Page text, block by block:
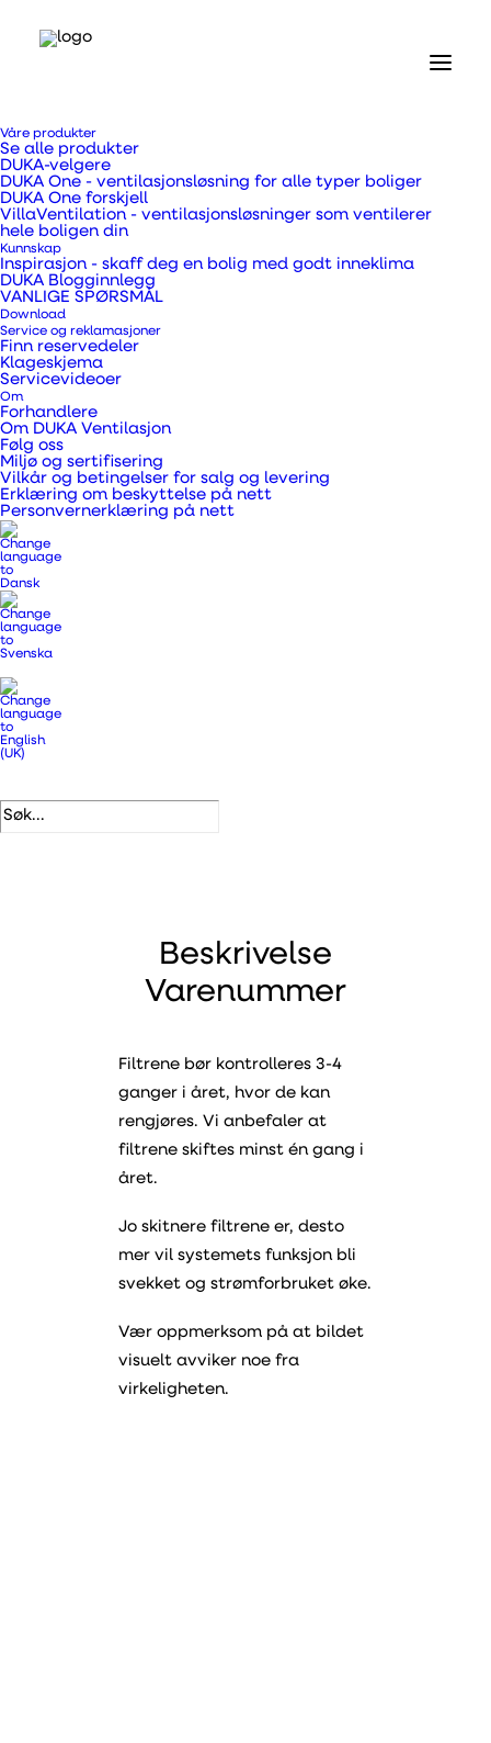
Våre produkter
Se alle produkter
DUKA-velgere
DUKA One - ventilasjonsløsning for alle typer boliger
DUKA One forskjell
VillaVentilation - ventilasjonsløsninger som ventilerer
hele boligen din
Kunnskap
Inspirasjon - skaff deg en bolig med godt inneklima
DUKA Blogginnlegg
VANLIGE SPØRSMÅL
Download
Service og reklamasjoner
Finn reservedeler
Klageskjema
Servicevideoer
Om
Forhandlere
Om DUKA Ventilasjon
Følg oss
Miljø og sertifisering
Vilkår og betingelser for salg og levering
Erklæring om beskyttelse på nett
Personvernerklæring på nett
Våre produkter
Ventilasjonsaggregater og tilbehør
Støvfilter type G4 for Top 450 Wi-Fi / Vent 300 Top Plus
Støvfilter type G4 for
Top 450 Wi-Fi / Vent
300 Top Plus
Støvfilter for Duka Villa Ventilasjonsaggregater
Kategorier
.
DB-nummer
EAN
Beskrivelse
Varenummer
Filtrene bør kontrolleres 3-4
ganger i året, hvor de kan
rengjøres. Vi anbefaler at
filtrene skiftes minst én gang i
året.
Jo skitnere filtrene er, desto
mer vil systemets funksjon bli
svekket og strømforbruket øke.
Vær oppmerksom på at bildet
visuelt avviker noe fra
virkeligheten.